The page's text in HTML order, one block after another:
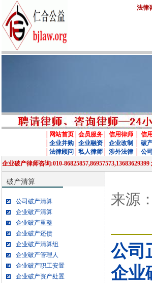
法律
网站首页 会员服务 信用律师 信
企业并购 企业融资 企业改制 破
法律顾问 私人律师 涉外法律 公
企业破产律师咨询:010-
破产清算
公司破产清算
企业破产清算
企业破产重整
企业破产还债
企业破产清算组
企业破产管理人
企业破产职工安置
企业破产资产处置
来源
公司
企业